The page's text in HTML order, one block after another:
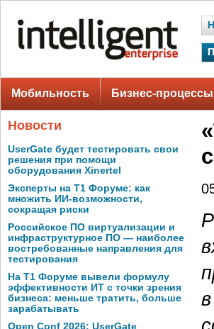
Мобильность Бизнес-процессы
Новости
UserGate будет тестировать свои
решения при помощи
оборудования Xinertel
Эксперты на Т1 Форуме: как
множить ИИ-возможности,
сокращая риски
Российское ПО виртуализации и
инфраструктурное ПО — наиболее
востребованные направления для
тестирования
На Т1 Форуме вывели формулу
эффективности ИТ с точки зрения
бизнеса: меньше тратить, больше
зарабатывать
Open Conf 2026: UserGate